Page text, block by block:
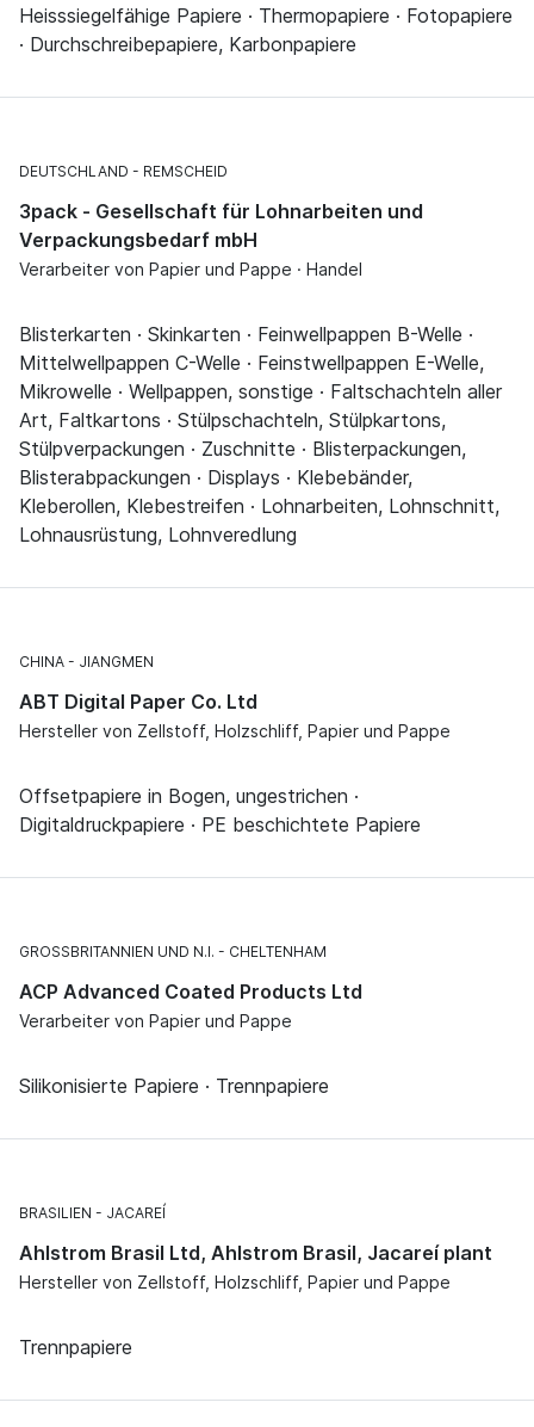
Heisssiegelfähige Papiere · Thermopapiere · Fotopapiere
· Durchschreibepapiere, Karbonpapiere
DEUTSCHLAND REMSCHEID
3pack - Gesellschaft für Lohnarbeiten und
Verpackungsbedarf mbH
Verarbeiter von Papier und Pappe · Handel
Blisterkarten · Skinkarten · Feinwellpappen B-Welle ·
Mittelwellpappen C-Welle · Feinstwellpappen E-Welle,
Mikrowelle · Wellpappen, sonstige · Faltschachteln aller
Art, Faltkartons · Stülpschachteln, Stülpkartons,
Stülpverpackungen · Zuschnitte · Blisterpackungen,
Blisterabpackungen · Displays · Klebebänder,
Kleberollen, Klebestreifen · Lohnarbeiten, Lohnschnitt,
Lohnausrüstung, Lohnveredlung
CHINA JIANGMEN
ABT Digital Paper Co. Ltd
Hersteller von Zellstoff, Holzschliff, Papier und Pappe
Offsetpapiere in Bogen, ungestrichen ·
Digitaldruckpapiere · PE beschichtete Papiere
GROSSBRITANNIEN UND N.I. CHELTENHAM
ACP Advanced Coated Products Ltd
Verarbeiter von Papier und Pappe
Silikonisierte Papiere · Trennpapiere
BRASILIEN JACAREÍ
Ahlstrom Brasil Ltd, Ahlstrom Brasil, Jacareí plant
Hersteller von Zellstoff, Holzschliff, Papier und Pappe
Trennpapiere